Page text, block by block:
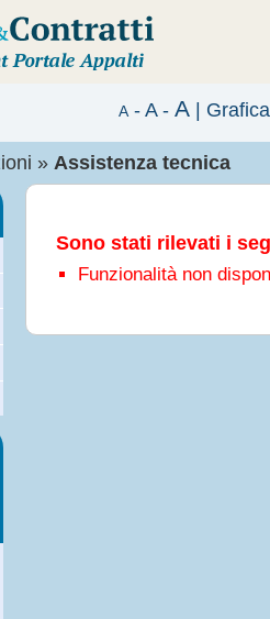
A - A - A Grafica
» Assistenza tecnica
Sono stati rilevati i
Funzionalità non